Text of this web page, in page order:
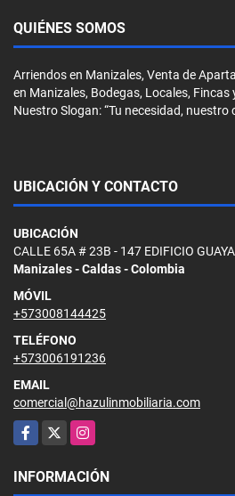
QUIÉNES SOMOS
Arriendos en Manizales, Venta de
en Manizales, Bodegas, Locales, Fincas
Nuestro Slogan: “Tu necesidad, nuestro
UBICACIÓN Y CONTACTO
UBICACIÓN
CALLE 65A # 23B - 147 EDIFICIO
Manizales - Caldas - Colombia
MÓVIL
+573008144425
TELÉFONO
+573006191236
EMAIL
comercial@hazulinmobiliaria.com
Facebook
X Instagram
INFORMACIÓN